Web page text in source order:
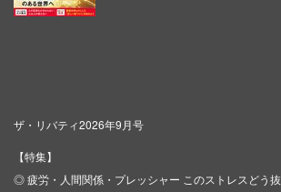
ザ・リバティ2026年9月号
【特集】
◎ 疲労・人間関係・プレッシャー このストレスどう抜